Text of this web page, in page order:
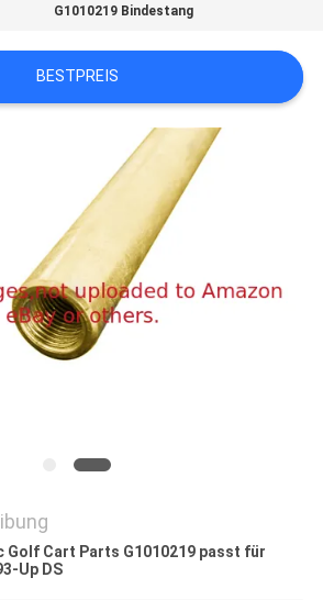
G1010219 Bindestang
BESTPREIS
Golf Cart Parts G1010219 passt für
Up DS